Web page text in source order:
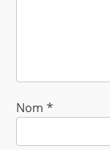
Nom *